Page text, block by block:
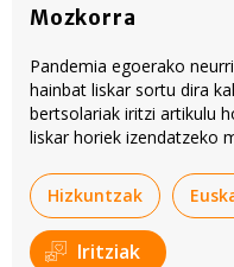
Mozkorra
Pandemia egoerako
hainbat liskar sortu dira
bertsolariak iritzi artikulu
liskar horiek izendatzeko
Hizkuntzak
Iritziak